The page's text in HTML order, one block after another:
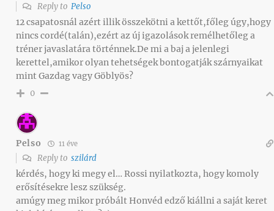
Reply to Pelso
12 csapatosnál azért illik összekötni a kettőt,főleg úgy,hogy
nincs cordé(talán),ezért az új igazolások remélhetőleg a
tréner javaslatára történnek.De mi a baj a jelenlegi
kerettel,amikor olyan tehetségek bontogatják szárnyaikat
mint Gazdag vagy Göblyös?
0
Pelso 11 éve
Reply to szilárd
kérdés, hogy ki megy el… Rossi nyilatkozta, hogy komoly
erősítésekre lesz szükség.
amúgy meg mikor próbált Honvéd edző kiállni a saját keret